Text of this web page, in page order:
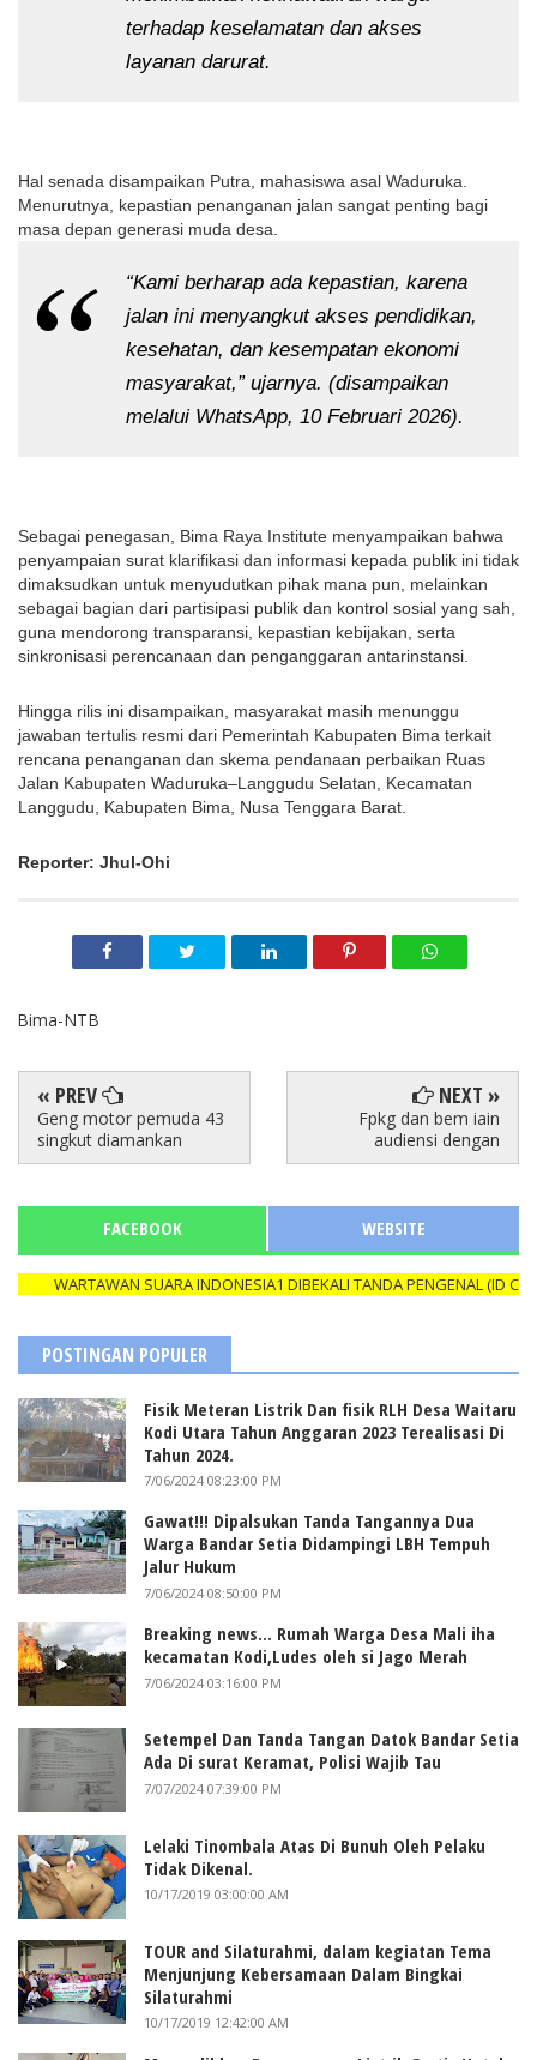
terhadap keselamatan dan akses
layanan darurat.
Hal senada disampaikan Putra, mahasiswa asal Waduruka.
Menurutnya, kepastian penanganan jalan sangat penting bagi
masa depan generasi muda desa.
“Kami berharap ada kepastian, karena
jalan ini menyangkut akses pendidikan,
kesehatan, dan kesempatan ekonomi
masyarakat,” ujarnya. (disampaikan
melalui WhatsApp, 10 Februari 2026).
Sebagai penegasan, Bima Raya Institute menyampaikan bahwa
penyampaian surat klarifikasi dan informasi kepada publik ini tidak
dimaksudkan untuk menyudutkan pihak mana pun, melainkan
sebagai bagian dari partisipasi publik dan kontrol sosial yang sah,
guna mendorong transparansi, kepastian kebijakan, serta
sinkronisasi perencanaan dan penganggaran antarinstansi.
Hingga rilis ini disampaikan, masyarakat masih menunggu
jawaban tertulis resmi dari Pemerintah Kabupaten Bima terkait
rencana penanganan dan skema pendanaan perbaikan Ruas
Jalan Kabupaten Waduruka–Langgudu Selatan, Kecamatan
Langgudu, Kabupaten Bima, Nusa Tenggara Barat.
Reporter: Jhul-Ohi
Bima-NTB
« PREV
Geng motor pemuda 43
singkut diamankan
NEXT »
Fpkg dan bem iain
audiensi dengan
FACEBOOK WEBSITE
WARTAWAN SUARA INDONESIA1 DIBEKALI TANDA PENGENAL (ID CARD)
POSTINGAN POPULER
Fisik Meteran Listrik Dan fisik RLH Desa Waitaru
Kodi Utara Tahun Anggaran 2023 Terealisasi Di
Tahun 2024.
7/06/2024 08:23:00 PM
Gawat!!! Dipalsukan Tanda Tangannya Dua
Warga Bandar Setia Didampingi LBH Tempuh
Jalur Hukum
7/06/2024 08:50:00 PM
Breaking news... Rumah Warga Desa Mali iha
kecamatan Kodi,Ludes oleh si Jago Merah
7/06/2024 03:16:00 PM
Setempel Dan Tanda Tangan Datok Bandar Setia
Ada Di surat Keramat, Polisi Wajib Tau
7/07/2024 07:39:00 PM
Lelaki Tinombala Atas Di Bunuh Oleh Pelaku
Tidak Dikenal.
10/17/2019 03:00:00 AM
TOUR and Silaturahmi, dalam kegiatan Tema
Menjunjung Kebersamaan Dalam Bingkai
Silaturahmi
10/17/2019 12:42:00 AM